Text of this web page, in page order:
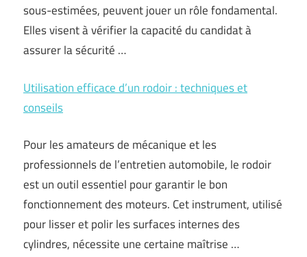
sous-estimées, peuvent jouer un rôle fondamental.
Elles visent à vérifier la capacité du candidat à
assurer la sécurité …
Utilisation efficace d’un rodoir : techniques et
conseils
Pour les amateurs de mécanique et les
professionnels de l’entretien automobile, le rodoir
est un outil essentiel pour garantir le bon
fonctionnement des moteurs. Cet instrument, utilisé
pour lisser et polir les surfaces internes des
cylindres, nécessite une certaine maîtrise …